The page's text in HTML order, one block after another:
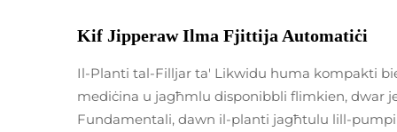
Kif Jipperaw Ilma Fjittija Automatiċi
Il-Planti tal-Filljar ta' Likwidu huma kompakti
mediċina u jagħmlu disponibbli flimkien, dwar
Fundamentali, dawn il-planti jagħtulu lill-